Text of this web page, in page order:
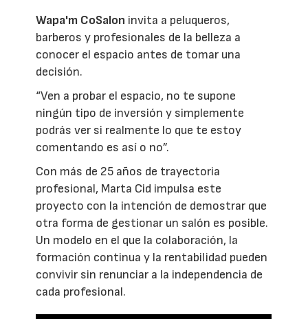
Wapa'm CoSalon invita a peluqueros,
barberos y profesionales de la belleza a
conocer el espacio antes de tomar una
decisión.
“Ven a probar el espacio, no te supone
ningún tipo de inversión y simplemente
podrás ver si realmente lo que te estoy
comentando es así o no”.
Con más de 25 años de trayectoria
profesional, Marta Cid impulsa este
proyecto con la intención de demostrar que
otra forma de gestionar un salón es posible.
Un modelo en el que la colaboración, la
formación continua y la rentabilidad pueden
convivir sin renunciar a la independencia de
cada profesional.